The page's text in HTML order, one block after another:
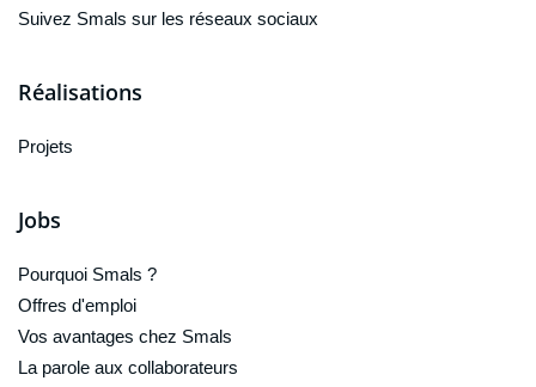
Suivez Smals sur les réseaux sociaux
Réalisations
Projets
Jobs
Pourquoi Smals ?
Offres d'emploi
Vos avantages chez Smals
La parole aux collaborateurs